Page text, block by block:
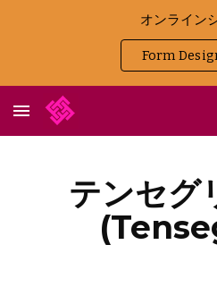
オンライン
Form
テンセグ